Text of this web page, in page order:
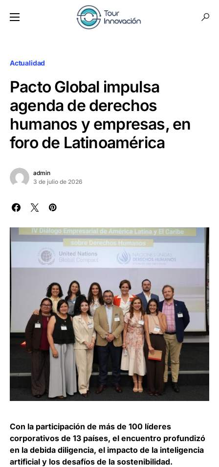
Actualidad
Pacto Global impulsa
agenda de derechos
humanos y empresas, en
foro de Latinoamérica
admin
3 de julio de 2026
Con la participación de más de 100 líderes
corporativos de 13 países, el encuentro profundizó
en la debida diligencia, el impacto de la inteligencia
artificial y los desafíos de la sostenibilidad.